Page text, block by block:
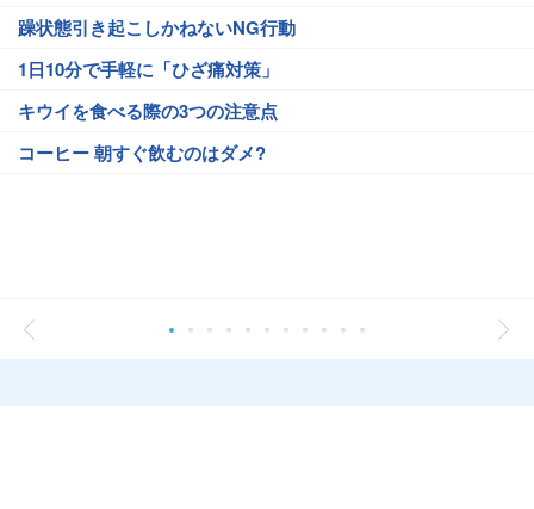
躁状態引き起こしかねないNG行動
1日10分で手軽に「ひざ痛対策」
キウイを食べる際の3つの注意点
コーヒー 朝すぐ飲むのはダメ?